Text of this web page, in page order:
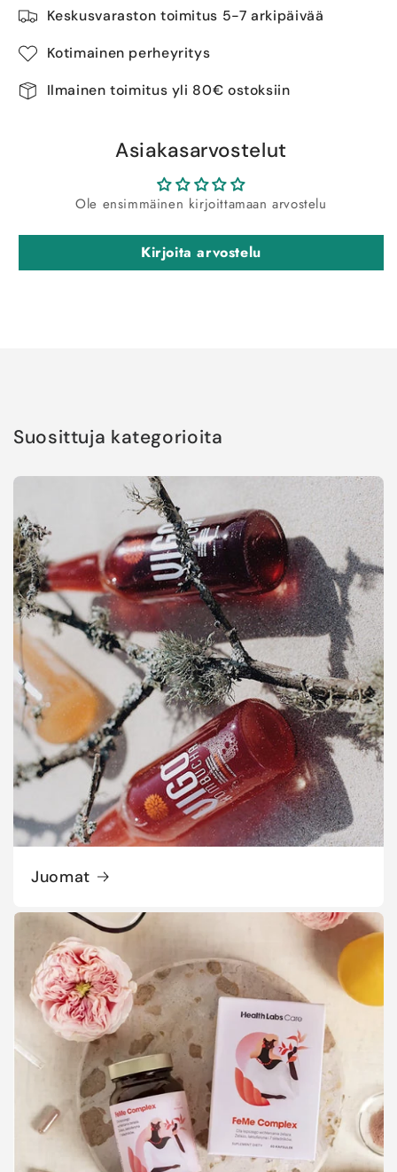
Keskusvaraston toimitus 5-7 arkipäivää
Kotimainen perheyritys
Ilmainen toimitus yli 80€ ostoksiin
Asiakasarvostelut
Ole ensimmäinen kirjoittamaan arvostelu
Kirjoita arvostelu
Suosittuja kategorioita
Juomat